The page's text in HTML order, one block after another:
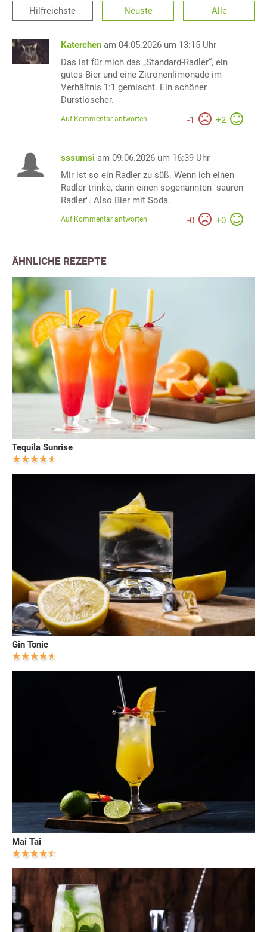
Hilfreichste Neuste Alle
Katerchen am 04.05.2026 um 13:15 Uhr
Das ist für mich das „Standard-Radler“, ein
gutes Bier und eine Zitronenlimonade im
Verhältnis 1:1 gemischt. Ein schöner
Durstlöscher.
-1 +2
Auf Kommentar antworten
sssumsi am 09.06.2026 um 16:39 Uhr
Mir ist so ein Radler zu süß. Wenn ich einen
Radler trinke, dann einen sogenannten "sauren
Radler". Also Bier mit Soda.
-0 +0
Auf Kommentar antworten
ÄHNLICHE REZEPTE
Tequila Sunrise
Gin Tonic
Mai Tai